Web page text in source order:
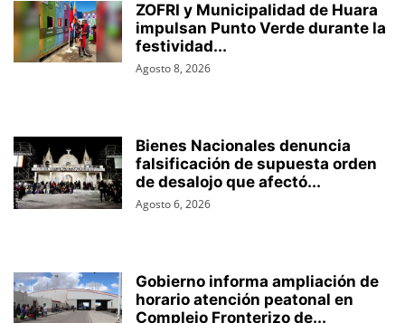
ZOFRI y Municipalidad de Huara
impulsan Punto Verde durante la
festividad...
Agosto 8, 2026
Bienes Nacionales denuncia
falsificación de supuesta orden
de desalojo que afectó...
Agosto 6, 2026
Gobierno informa ampliación de
horario atención peatonal en
Complejo Fronterizo de...